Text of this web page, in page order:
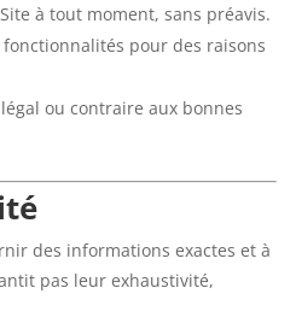
à tout moment, sans préavis.
fonctionnalités pour des raisons
ou contraire aux bonnes
des informations exactes et à
pas leur exhaustivité,